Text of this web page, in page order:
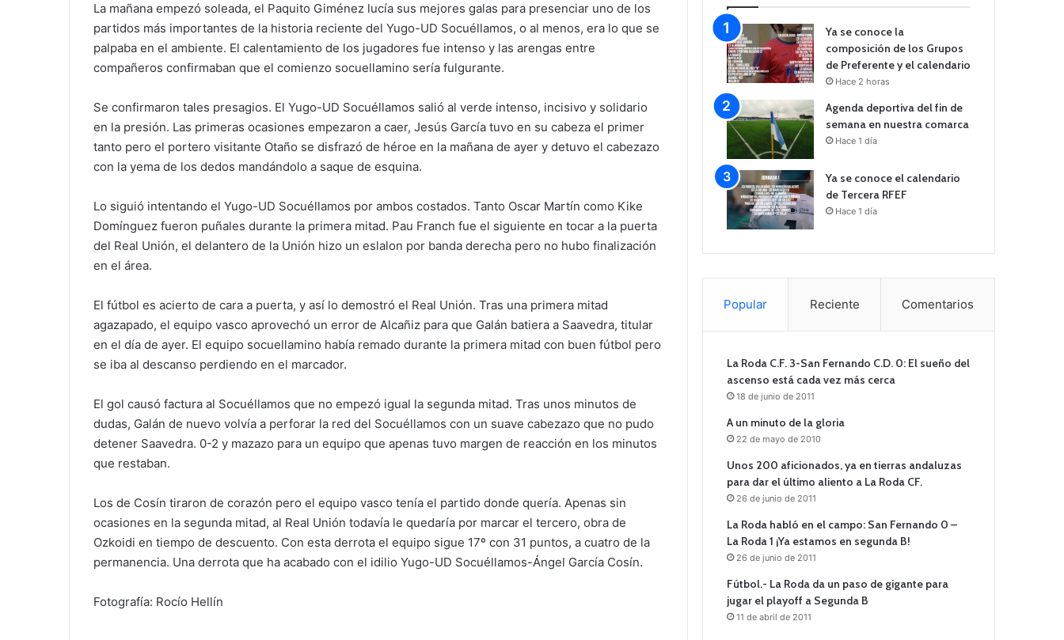
La mañana empezó soleada, el Paquito Giménez lucía sus mejores galas para presenciar uno de los
partidos más importantes de la historia reciente del Yugo-UD Socuéllamos, o al menos, era lo que se
palpaba en el ambiente. El calentamiento de los jugadores fue intenso y las arengas entre
compañeros confirmaban que el comienzo socuellamino sería fulgurante.
Se confirmaron tales presagios. El Yugo-UD Socuéllamos salió al verde intenso, incisivo y solidario
en la presión. Las primeras ocasiones empezaron a caer, Jesús García tuvo en su cabeza el primer
tanto pero el portero visitante Otaño se disfrazó de héroe en la mañana de ayer y detuvo el cabezazo
con la yema de los dedos mandándolo a saque de esquina.
Lo siguió intentando el Yugo-UD Socuéllamos por ambos costados. Tanto Oscar Martín como Kike
Domínguez fueron puñales durante la primera mitad. Pau Franch fue el siguiente en tocar a la puerta
del Real Unión, el delantero de la Unión hizo un eslalon por banda derecha pero no hubo finalización
en el área.
El fútbol es acierto de cara a puerta, y así lo demostró el Real Unión. Tras una primera mitad
agazapado, el equipo vasco aprovechó un error de Alcañiz para que Galán batiera a Saavedra, titular
en el día de ayer. El equipo socuellamino había remado durante la primera mitad con buen fútbol pero
se iba al descanso perdiendo en el marcador.
El gol causó factura al Socuéllamos que no empezó igual la segunda mitad. Tras unos minutos de
dudas, Galán de nuevo volvía a perforar la red del Socuéllamos con un suave cabezazo que no pudo
detener Saavedra. 0-2 y mazazo para un equipo que apenas tuvo margen de reacción en los minutos
que restaban.
Los de Cosín tiraron de corazón pero el equipo vasco tenía el partido donde quería. Apenas sin
ocasiones en la segunda mitad, al Real Unión todavía le quedaría por marcar el tercero, obra de
Ozkoidi en tiempo de descuento. Con esta derrota el equipo sigue 17º con 31 puntos, a cuatro de la
permanencia. Una derrota que ha acabado con el idilio Yugo-UD Socuéllamos-Ángel García Cosín.
Fotografía: Rocío Hellín
Ya se conoce la
composición de los Grupos
de Preferente y el calendario
Hace 2 horas
Agenda deportiva del fin de
semana en nuestra comarca
Hace 1 día
Ya se conoce el calendario
de Tercera RFEF
Hace 1 día
Popular Reciente Comentarios
La Roda C.F. 3-San Fernando C.D. 0: El sueño del
ascenso está cada vez más cerca
18 de junio de 2011
A un minuto de la gloria
22 de mayo de 2010
Unos 200 aficionados, ya en tierras andaluzas
para dar el último aliento a La Roda CF.
26 de junio de 2011
La Roda habló en el campo: San Fernando 0 –
La Roda 1 ¡Ya estamos en segunda B!
26 de junio de 2011
Fútbol.- La Roda da un paso de gigante para
jugar el playoff a Segunda B
11 de abril de 2011